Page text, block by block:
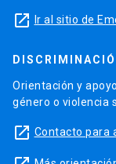
launch Ir al sitio de
Orientación y
género o violencia
launch Contacto para